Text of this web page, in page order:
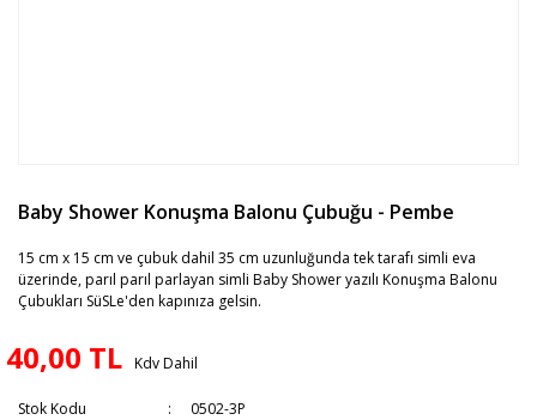
Baby Shower Konuşma Balonu Çubuğu - Pembe
15 cm x 15 cm ve çubuk dahil 35 cm uzunluğunda tek tarafı simli eva
üzerinde, parıl parıl parlayan simli Baby Shower yazılı Konuşma Balonu
Çubukları SüSLe'den kapınıza gelsin.
40,00 TL Kdv Dahil
Stok Kodu
0502-3P